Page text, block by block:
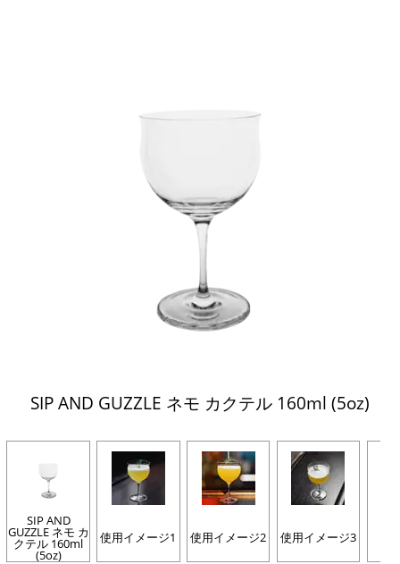
SIP AND GUZZLE ネモ カクテル 160ml (5oz)
SIP AND
GUZZLE ネモ カ
クテル 160ml
(5oz)
使用イメージ1 使用イメージ2 使用イメージ3